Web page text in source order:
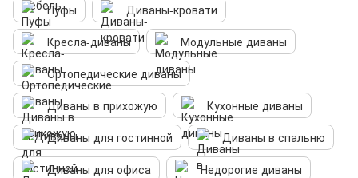
Пуфы
Диваны-кровати
Кресла-диваны
Модульные диваны
Ортопедические диваны
Диваны в прихожую
Кухонные диваны
Диваны для гостинной
Диваны в спальню
Диваны для офиса
Недорогие диваны